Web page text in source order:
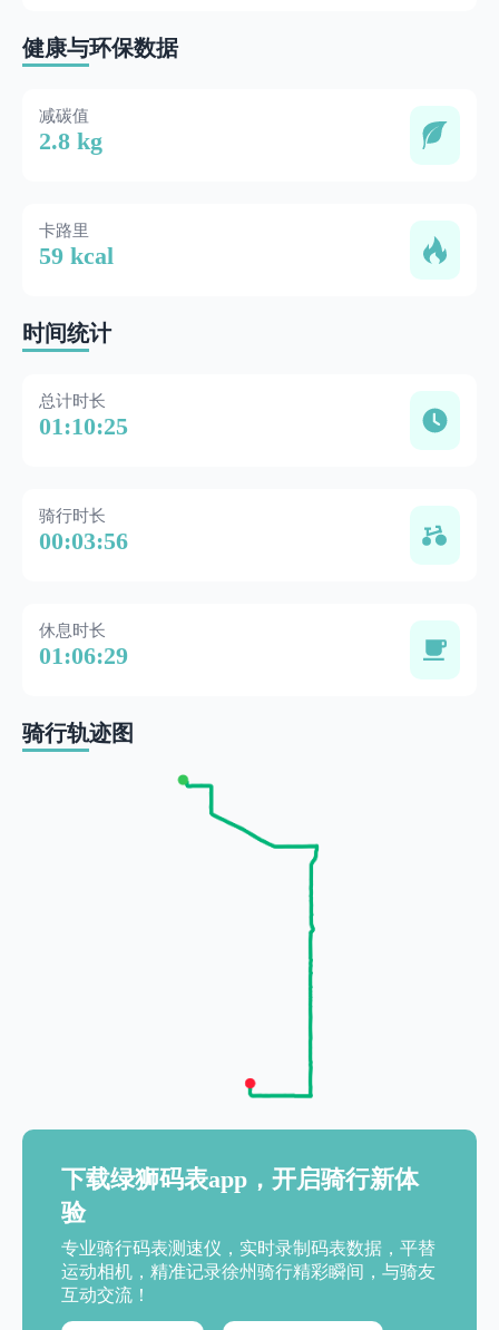
健康与环保数据
减碳值
2.8 kg
卡路里
59 kcal
时间统计
总计时长
01:10:25
骑行时长
00:03:56
休息时长
01:06:29
骑行轨迹图
下载绿狮码表app，开启骑行新体
验
专业骑行码表测速仪，实时录制码表数据，平替
运动相机，精准记录徐州骑行精彩瞬间，与骑友
互动交流！